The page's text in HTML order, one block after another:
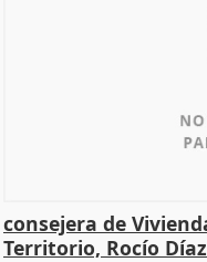
consejera de
Territorio, Rocío Díaz